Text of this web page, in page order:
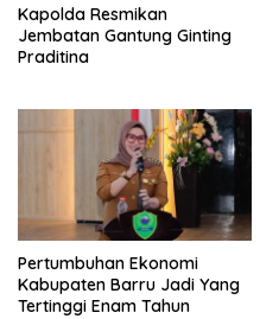
Kapolda Resmikan
Jembatan Gantung Ginting
Praditina
Pertumbuhan Ekonomi
Kabupaten Barru Jadi Yang
Tertinggi Enam Tahun